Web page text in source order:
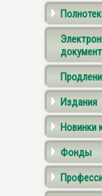
Издания
Новинки
Фонды